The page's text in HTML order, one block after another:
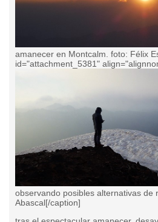
amanecer en Montcalm. foto: Félix
id="attachment_5381"
observando posibles alternativas de
Abascal[/caption]